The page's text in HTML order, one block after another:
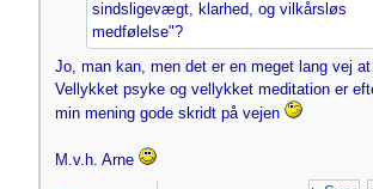
sindsligevægt, klarhed, og vilkårsløs
medfølelse"?
Jo, man kan, men det er en meget lang vej
Vellykket psyke og vellykket meditation er
min mening gode skridt på vejen
M.v.h. Arne